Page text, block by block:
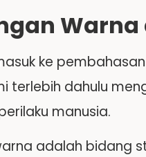
ke
terlebih dahulu
manusia.
adalah bidang